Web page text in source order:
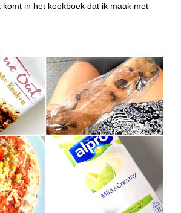
in het kookboek dat ik maak met